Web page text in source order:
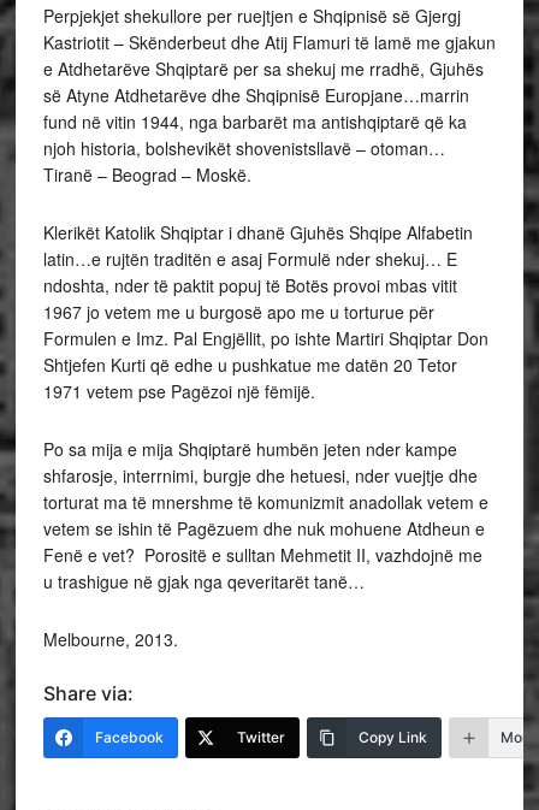
Perpjekjet shekullore per ruejtjen e Shqipnisë së Gjergj
Kastriotit – Skënderbeut dhe Atij Flamuri të lamë me gjakun
e Atdhetarëve Shqiptarë per sa shekuj me rradhë, Gjuhës
së Atyne Atdhetarëve dhe Shqipnisë Europjane…marrin
fund në vitin 1944, nga barbarët ma antishqiptarë që ka
njoh historia, bolshevikët shovenistsllavë – otoman…
Tiranë – Beograd – Moskë.
Klerikët Katolik Shqiptar i dhanë Gjuhës Shqipe Alfabetin
latin…e rujtën traditën e asaj Formulë nder shekuj… E
ndoshta, nder të paktit popuj të Botës provoi mbas vitit
1967 jo vetem me u burgosë apo me u torturue për
Formulen e Imz. Pal Engjëllit, po ishte Martiri Shqiptar Don
Shtjefen Kurti që edhe u pushkatue me datën 20 Tetor
1971 vetem pse Pagëzoi një fëmijë.
Po sa mija e mija Shqiptarë humbën jeten nder kampe
shfarosje, interrnimi, burgje dhe hetuesi, nder vuejtje dhe
torturat ma të mnershme të komunizmit anadollak vetem e
vetem se ishin të Pagëzuem dhe nuk mohuene Atdheun e
Fenë e vet? Porositë e sulltan Mehmetit II, vazhdojnë me
u trashigue në gjak nga qeveritarët tanë…
Melbourne, 2013.
Share via:
Facebook Twitter Copy Link More